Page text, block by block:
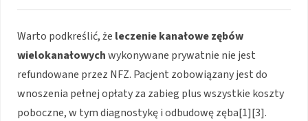
Warto podkreślić, że leczenie kanałowe zębów
wielokanałowychwykonywane prywatnie nie jest
refundowane przez NFZ. Pacjent zobowiązany jest do
wnoszenia pełnej opłaty za zabieg plus wszystkie koszty
poboczne, w tym diagnostykę i odbudowę zęba[1][3].